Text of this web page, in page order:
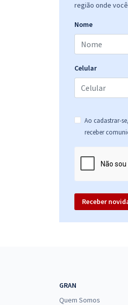
região onde
Nome
Celular
Ao cadastrar-
receber
Receber
GRAN
Quem Somos